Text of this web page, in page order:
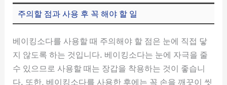
주의할 점과 사용 후 꼭 해야 할 일
베이킹소다를 사용할 때 주의해야 할 점은 눈에 직접 닿
지 않도록 하는 것입니다. 베이킹소다는 눈에 자극을 줄
수 있으므로 사용할 때는 장갑을 착용하는 것이 좋습니
다. 또한, 베이킹소다를 사용한 후에는 꼭 손을 깨끗이 씻